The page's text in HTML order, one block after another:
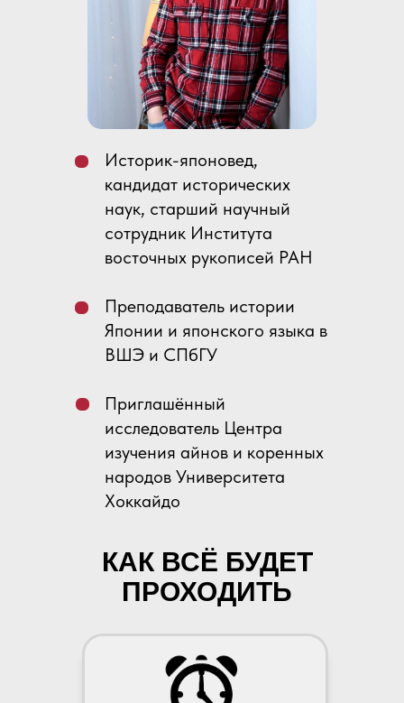
Историк-японовед,
кандидат исторических
наук, старший научный
сотрудник Института
восточных рукописей РАН
Преподаватель истории
Японии и японского языка в
ВШЭ и СПбГУ
Приглашённый
исследователь Центра
изучения айнов и коренных
народов Университета
Хоккайдо
КАК ВСЁ БУДЕТ
ПРОХОДИТЬ